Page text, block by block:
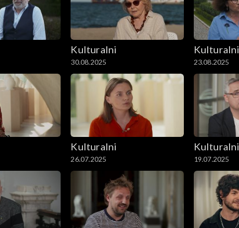
Kulturalni
30.08.2025
Kulturalni
23.08.2025
Kulturalni
26.07.2025
Kulturalni
19.07.2025